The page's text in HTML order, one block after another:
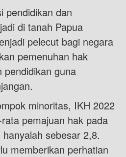
pendidikan dan
di tanah Papua
pelecut bagi negara
pemenuhan hak
pendidikan guna
minoritas, IKH 2022
pemajuan hak pada
sebesar 2,8.
memberikan perhatian